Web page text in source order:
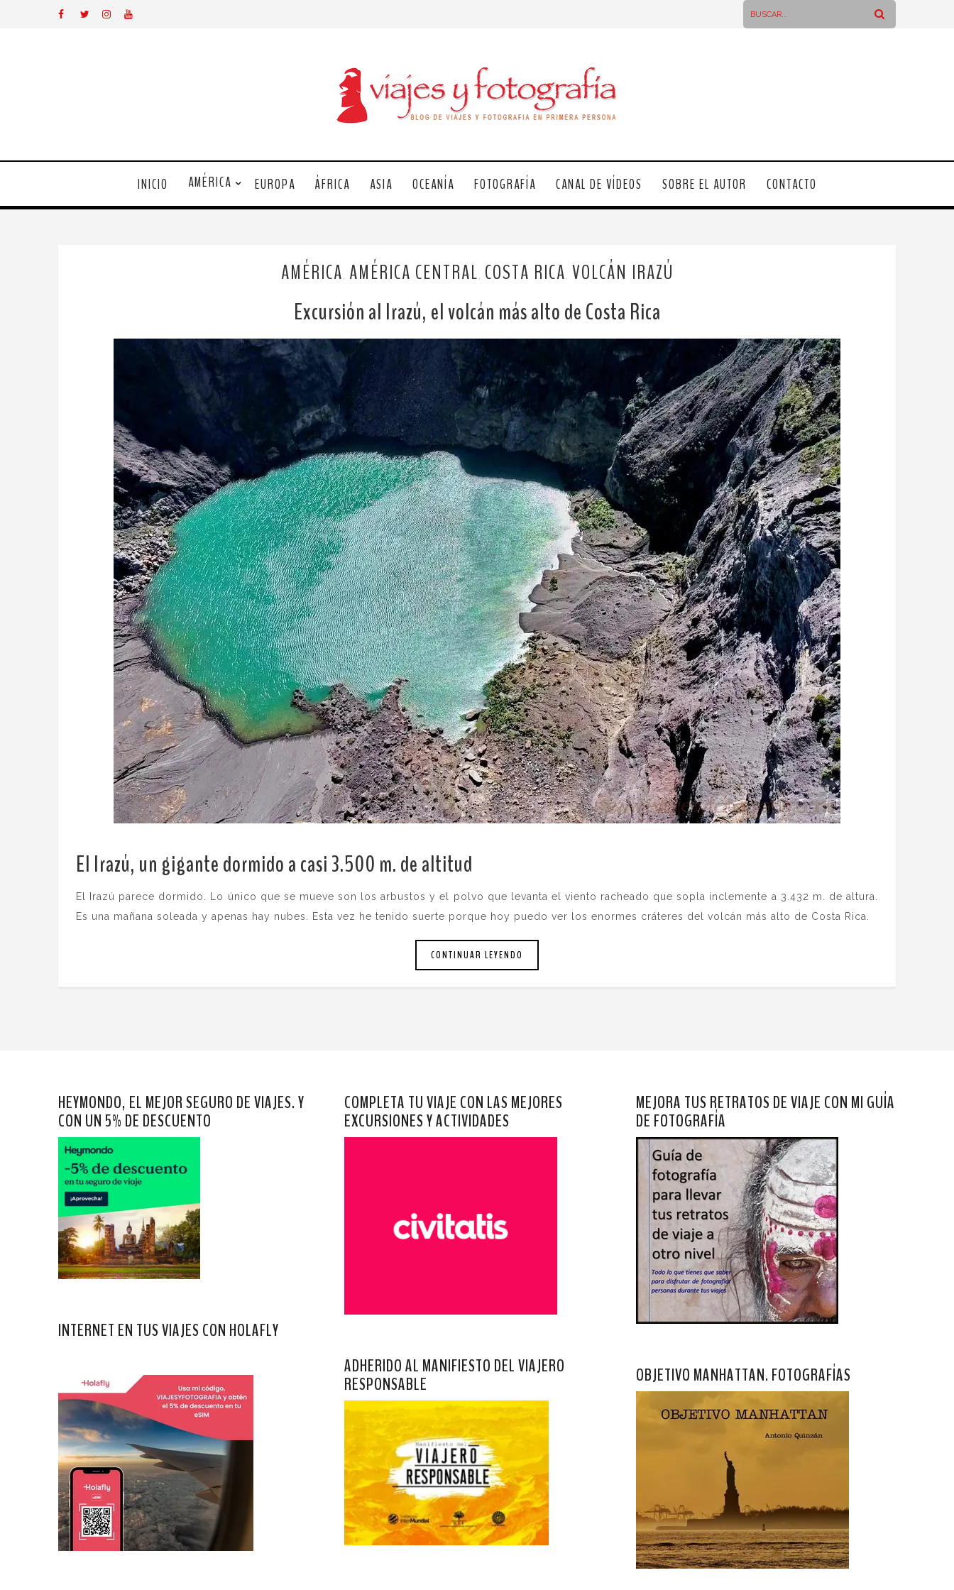
INICIO AMÉRICA EUROPA ÁFRICA ASIA OCEANÍA FOTOGRAFÍA CANAL DE VÍDEOS SOBRE EL AUTOR CONTACTO
AMÉRICA AMÉRICA CENTRAL COSTA RICA VOLCÁN IRAZÚ
Excursión al Irazú, el volcán más alto de Costa Rica
El Irazú, un gigante dormido a casi 3.500 m. de altitud
El Irazú parece dormido. Lo único que se mueve son los arbustos y el polvo que levanta el viento racheado que sopla inclemente a 3.432 m. de altura.
Es una mañana soleada y apenas hay nubes. Esta vez he tenido suerte porque hoy puedo ver los enormes cráteres del volcán más alto de Costa Rica.
CONTINUAR LEYENDO
HEYMONDO, EL MEJOR SEGURO DE VIAJES. Y
CON UN 5% DE DESCUENTO
INTERNET EN TUS VIAJES CON HOLAFLY
COMPLETA TU VIAJE CON LAS MEJORES
EXCURSIONES Y ACTIVIDADES
ADHERIDO AL MANIFIESTO DEL VIAJERO
RESPONSABLE
MEJORA TUS RETRATOS DE VIAJE CON MI GUÍA
DE FOTOGRAFÍA
OBJETIVO MANHATTAN. FOTOGRAFÍAS